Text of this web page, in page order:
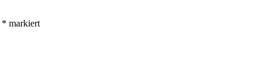
* markiert